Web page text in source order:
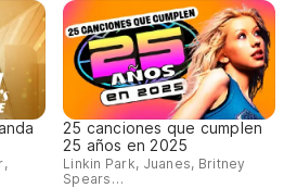
25 canciones que cumplen
25 años en 2025
Linkin Park, Juanes, Britney
Spears…